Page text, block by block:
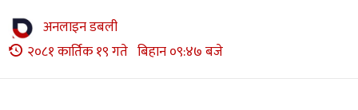
अनलाइन डबली
२०८१ कार्तिक १९ गते बिहान ०९:४७ बजे